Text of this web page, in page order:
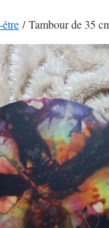
/ Tambour de 35